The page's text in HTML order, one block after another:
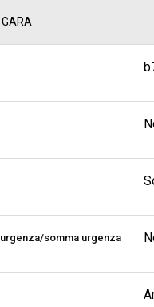
somma urgenza